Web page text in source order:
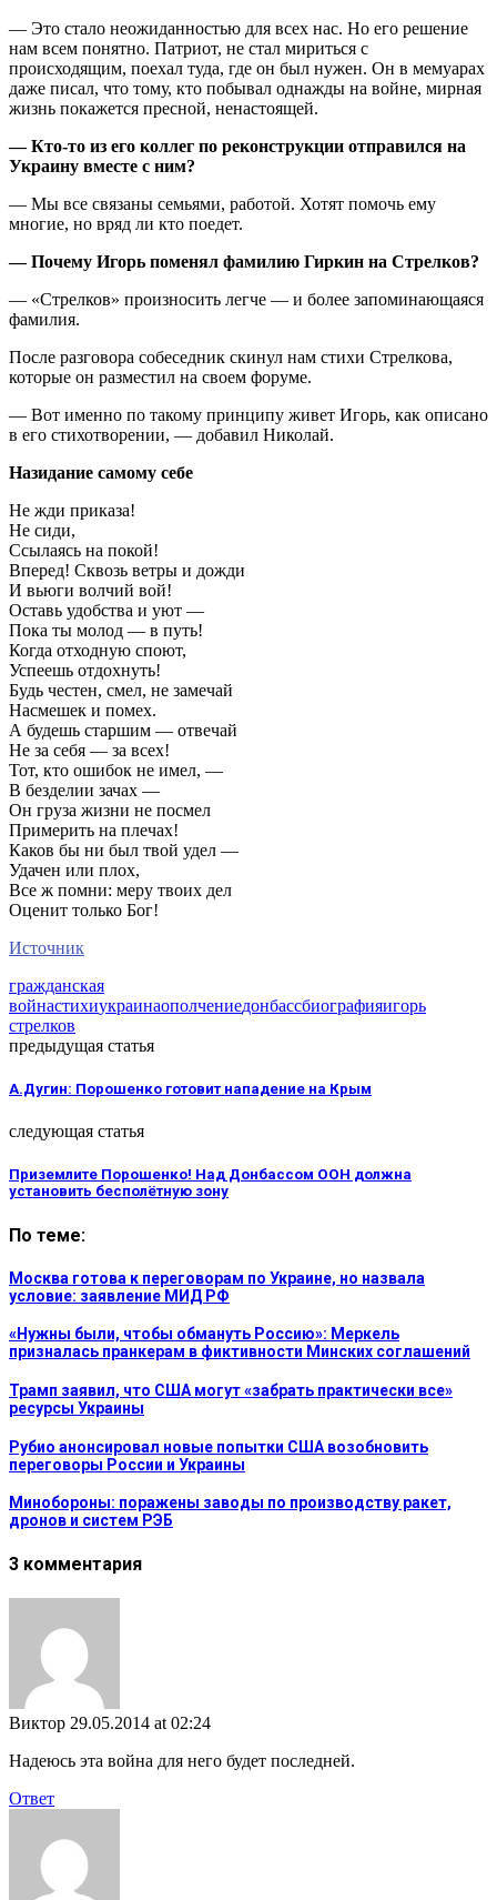
— Это стало неожиданностью для всех нас. Но его решение
нам всем понятно. Патриот, не стал мириться с
происходящим, поехал туда, где он был нужен. Он в мемуарах
даже писал, что тому, кто побывал однажды на войне, мирная
жизнь покажется пресной, ненастоящей.
— Кто-то из его коллег по реконструкции отправился на
Украину вместе с ним?
— Мы все связаны семьями, работой. Хотят помочь ему
многие, но вряд ли кто поедет.
— Почему Игорь поменял фамилию Гиркин на Стрелков?
— «Стрелков» произносить легче — и более запоминающаяся
фамилия.
После разговора собеседник скинул нам стихи Стрелкова,
которые он разместил на своем форуме.
— Вот именно по такому принципу живет Игорь, как описано
в его стихотворении, — добавил Николай.
Назидание самому себе
Не жди приказа!
Не сиди,
Ссылаясь на покой!
Вперед! Сквозь ветры и дожди
И вьюги волчий вой!
Оставь удобства и уют —
Пока ты молод — в путь!
Когда отходную споют,
Успеешь отдохнуть!
Будь честен, смел, не замечай
Насмешек и помех.
А будешь старшим — отвечай
Не за себя — за всех!
Тот, кто ошибок не имел, —
В безделии зачах —
Он груза жизни не посмел
Примерить на плечах!
Каков бы ни был твой удел —
Удачен или плох,
Все ж помни: меру твоих дел
Оценит только Бог!
Источник
гражданская
войнастихиукраинаополчениедонбассбиографияигорь
стрелков
предыдущая статья
А.Дугин: Порошенко готовит нападение на Крым
следующая статья
Приземлите Порошенко! Над Донбассом ООН должна
установить бесполётную зону
По теме:
Москва готова к переговорам по Украине, но назвала
условие: заявление МИД РФ
«Нужны были, чтобы обмануть Россию»: Меркель
призналась пранкерам в фиктивности Минских соглашений
Трамп заявил, что США могут «забрать практически все»
ресурсы Украины
Рубио анонсировал новые попытки США возобновить
переговоры России и Украины
Минобороны: поражены заводы по производству ракет,
дронов и систем РЭБ
3 комментария
Виктор 29.05.2014 at 02:24
Надеюсь эта война для него будет последней.
Ответ